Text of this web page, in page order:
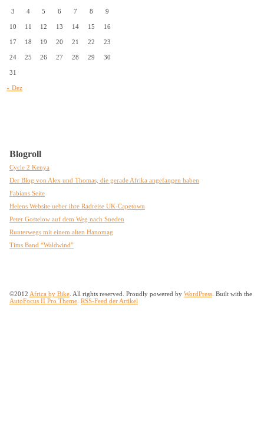
« Dez
3 4 5 6 7 8 9
10 11 12 13 14 15 16
17 18 19 20 21 22 23
24 25 26 27 28 29 30
31
Blogroll
Cycle 2 Kenya
Der Blog von Alex und Thomas, die gerade Afrika angefangen haben
Fabians Seite
Helens Website ueber ihre Radreise UK-Capetown
Peter Gostelow auf dem Weg nach Sueden
Runterwegs mit einem alten Hanomag
Tims Band “Waldwind”
©2012 Africa by Bike . All rights reserved. Proudly powered by WordPress . Built with the
AutoFocus II Pro Theme RSS-Feed der Artikel